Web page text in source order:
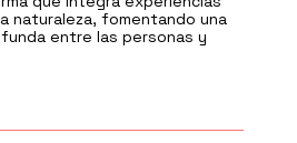
naturaleza, fomentando una
entre las personas y